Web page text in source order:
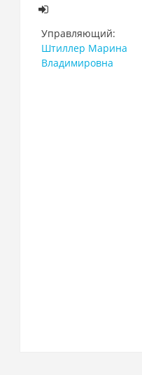
Управляющий:
Штиллер Марина
Владимировна